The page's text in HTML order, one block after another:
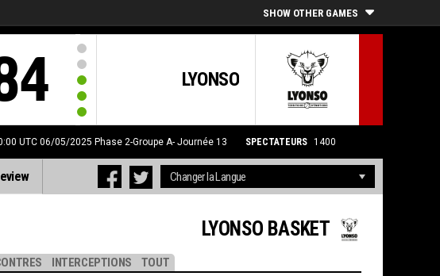
SHOW OTHER GAMES
LYONSO
UTC 06/05/2025 Phase 2-Groupe A- Journée 13 SPECTATEURS 1400
INTERCEPTIONS TOUT
LYONSO BASKET